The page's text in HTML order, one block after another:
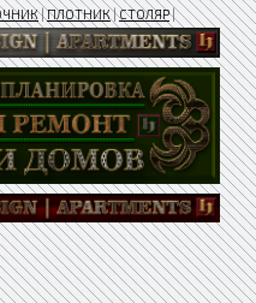
|ПЛОТНИК|СТОЛЯР|